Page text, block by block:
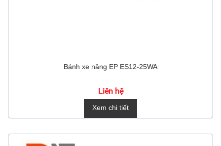
Bánh xe nâng EP ES12-25WA
Liên hệ
Xem chi tiết